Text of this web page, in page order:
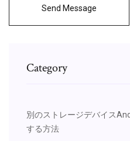
Send Message
Category
別のストレージデバイス
する方法